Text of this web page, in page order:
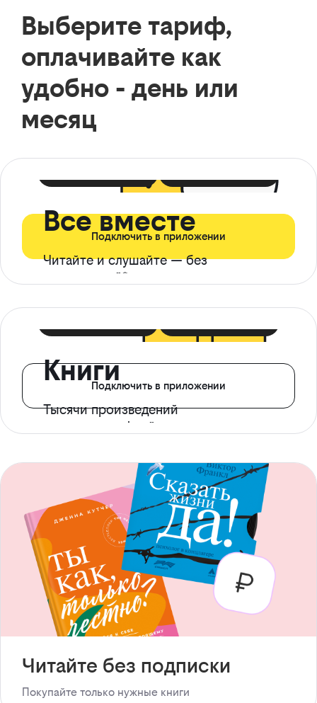
Выберите тариф,
оплачивайте как
удобно - день или
месяц
Все вместе
Читайте и слушайте — без
ограничений*
Подключить в приложении
Книги
Тысячи произведений
с доступом офлайн
Подключить в приложении
Читайте без подписки
Покупайте только нужные книги